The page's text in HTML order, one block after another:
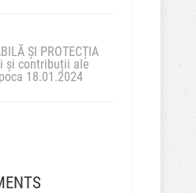
ȘI PROTECȚIA
și contribuții ale
18.01.2024